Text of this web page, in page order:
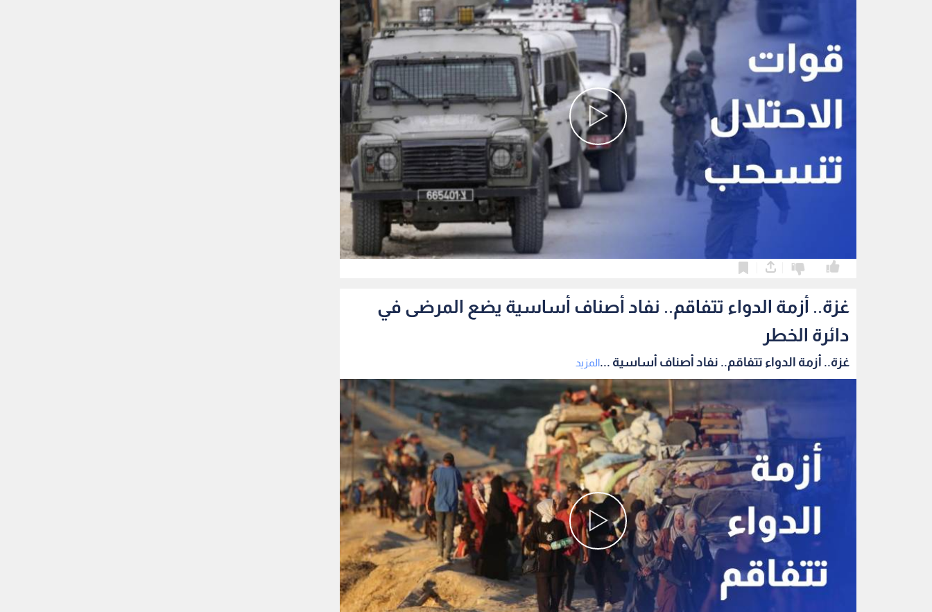
غزة.. أزمة الدواء تتفاقم.. نفاد أصناف أساسية يضع المرضى في
دائرة الخطر
غزة.. أزمة الدواء تتفاقم.. نفاد أصناف أساسية ...المزيد